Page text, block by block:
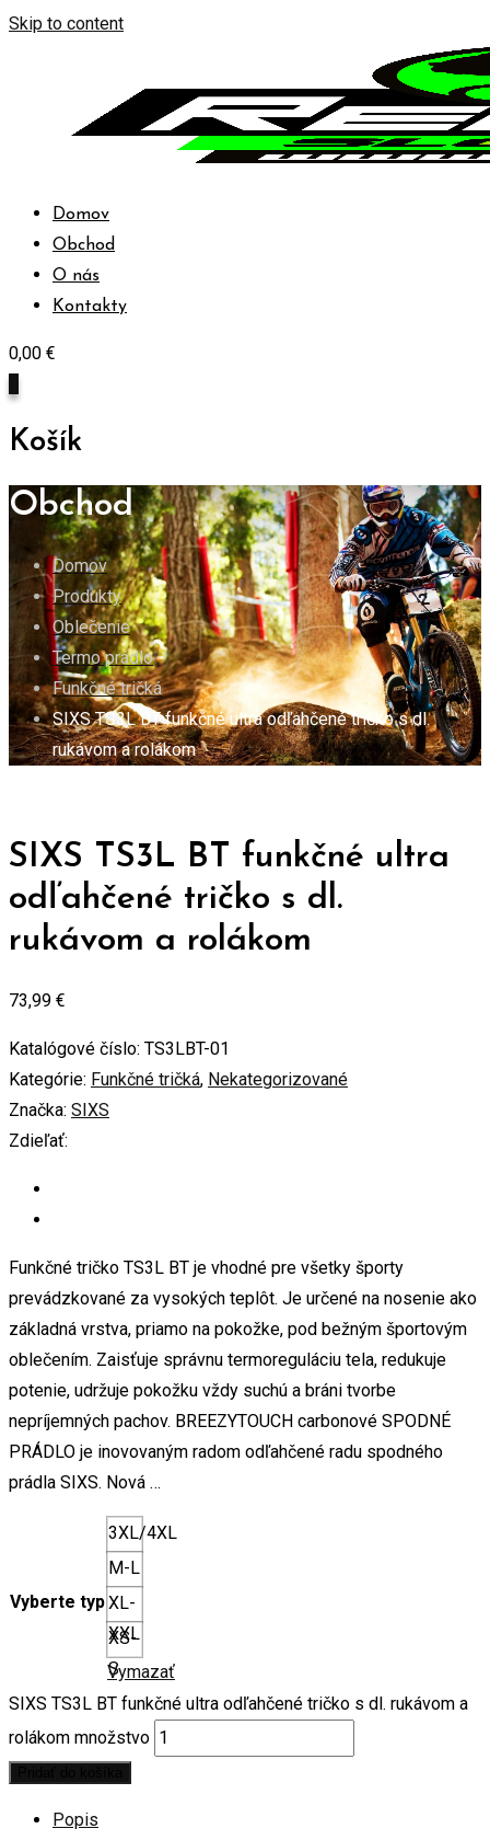
Skip to content
Domov
Obchod
O nás
Kontakty
0,00 €
Košík
Obchod
Domov
Produkty
Oblečenie
Termo prádlo
Funkčné tričká
SIXS TS3L BT funkčné ultra odľahčené tričko s dl.
rukávom a rolákom
SIXS TS3L BT funkčné ultra
odľahčené tričko s dl.
rukávom a rolákom
73,99 €
Katalógové číslo: TS3LBT-01
Kategórie: Funkčné tričká, Nekategorizované
Značka: SIXS
Zdieľať:
Funkčné tričko TS3L BT je vhodné pre všetky športy
prevádzkované za vysokých teplôt. Je určené na nosenie ako
základná vrstva, priamo na pokožke, pod bežným športovým
oblečením. Zaisťuje správnu termoreguláciu tela, redukuje
potenie, udržuje pokožku vždy suchú a bráni tvorbe
nepríjemných pachov. BREEZYTOUCH carbonové SPODNÉ
PRÁDLO je inovovaným radom odľahčené radu spodného
prádla SIXS. Nová …
Vyberte typ
3XL/4XL
M-L
XL-
XXL
XS-
S
Vymazať
SIXS TS3L BT funkčné ultra odľahčené tričko s dl. rukávom a
rolákom množstvo
Popis